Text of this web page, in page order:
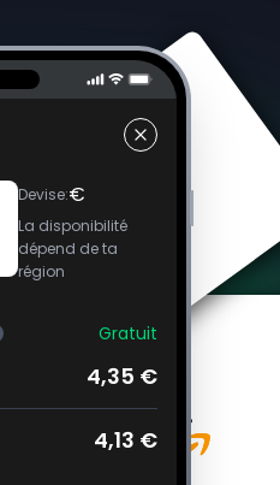
Devise:€
La disponibilité
dépend de ta
région
Gratuit
4,35 €
4,13 €